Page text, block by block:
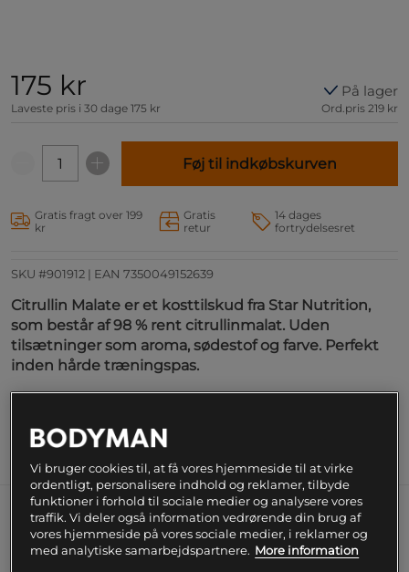
175 kr
Laveste pris i 30 dage 175 kr Ord.pris 219 kr
På lager
Føj til indkøbskurven
Gratis fragt over 199
kr
Gratis
retur
14 dages
fortrydelsesret
SKU #901912 | EAN 7350049152639
Citrullin Malate er et kosttilskud fra Star Nutrition,
som består af 98 % rent citrullinmalat. Uden
tilsætninger som aroma, sødestof og farve. Perfekt
inden hårde træningspas.
Læs mere
Information Næringsværdi og ingredienser
Citrullinmalat er en staplingrediens i mange PWOer.
Med Citrulline Malate fra Star Nutrition får du rent
citrullinmalat, hvor du har større frihed til at dosere
Vi bruger cookies til, at få vores hjemmeside til at virke
ordentligt, personalisere indhold og reklamer, tilbyde
funktioner i forhold til sociale medier og analysere vores
traffik. Vi deler også information vedrørende din brug af
vores hjemmeside på vores sociale medier, i reklamer og
med analytiske samarbejdspartnere. More information